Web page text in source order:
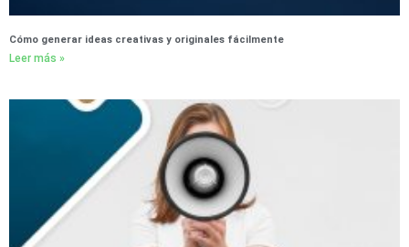
Cómo generar ideas creativas y originales fácilmente
Leer más »